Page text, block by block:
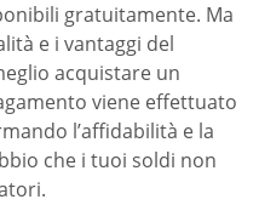
gratuitamente. Ma
e i vantaggi del
acquistare un
viene effettuato
l’affidabilità e la
che i tuoi soldi non